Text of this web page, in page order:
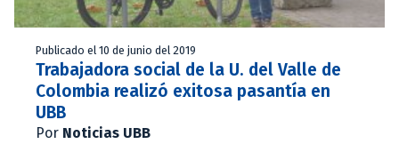
Publicado el 10 de junio del 2019
Trabajadora social de la U. del Valle de
Colombia realizó exitosa pasantía en
UBB
Por Noticias UBB